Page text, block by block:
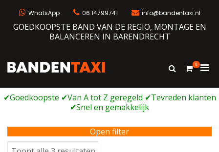
WhatsApp 06 14799741 info@bandentaxi.nl
GOEDKOOPSTE BAND VAN DE REGIO, MONTAGE EN
BALANCEREN IN BARENDRECHT
Bandengarage met eigen webshop
Toon
0
voor
Open filter